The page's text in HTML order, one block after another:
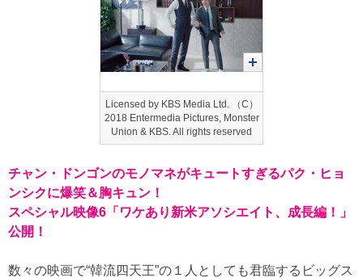
Licensed by KBS Media Ltd. （C）
2018 Entermedia Pictures, Monster
Union & KBS. All rights reserved
チャン・ドンゴンのモノマネがキュートすぎるパク・ヒョ
ンシクに爆笑＆胸キュン！
スペシャル映像6「ワケあり新米アソシエイト、成長編！」
公開！
数々の映画で“韓流四天王”の１人としても君臨するビッグス